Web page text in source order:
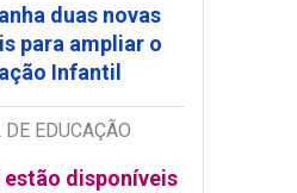
duas novas
para ampliar o
Infantil
EDUCAÇÃO
estão disponíveis